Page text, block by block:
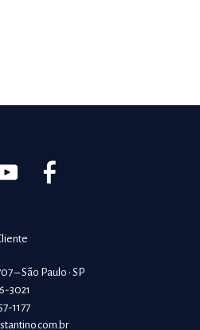
– São Paulo • SP
3021
1177